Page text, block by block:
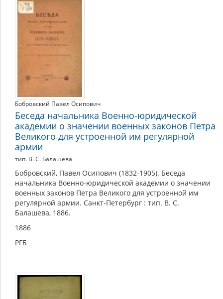
силы
воинская
обязанность
Бобровский Павел Осипович
Беседа начальника Военно-юридической
академии о значении военных законов Петра
Великого для устроенной им регулярной
армии
тип. В. С. Балашева
Бобровский, Павел Осипович (1832-1905). Беседа
начальника Военно-юридической академии о значении
военных законов Петра Великого для устроенной им
регулярной армии. Санкт-Петербург : тип. В. С.
Балашева, 1886.
1886
РГБ